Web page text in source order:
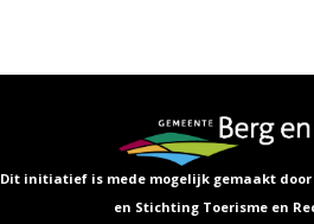
Dit initiatief is mede mogelijk gemaakt door
en Stichting Toerisme en